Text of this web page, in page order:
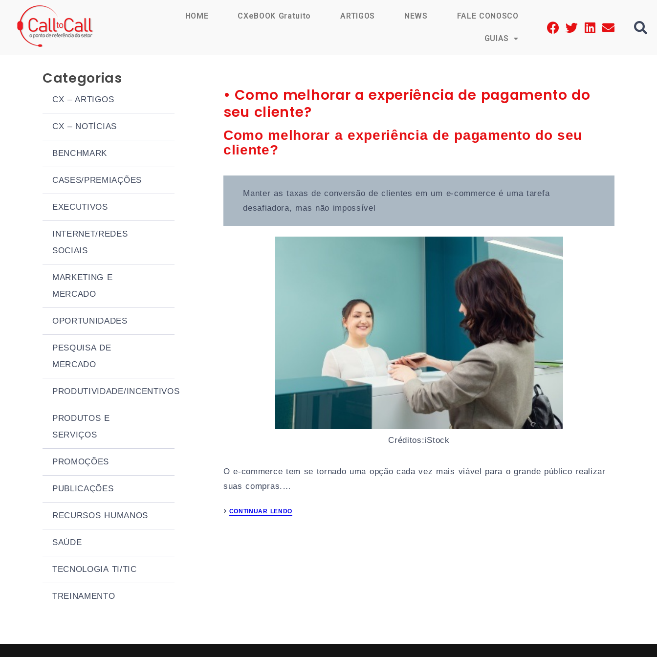
HOME CXeBOOK Gratuito ARTIGOS NEWS FALE CONOSCO
GUIAS
Categorias
CX – ARTIGOS
CX – NOTÍCIAS
BENCHMARK
CASES/PREMIAÇÕES
EXECUTIVOS
INTERNET/REDES
SOCIAIS
MARKETING E
MERCADO
OPORTUNIDADES
PESQUISA DE
MERCADO
PRODUTIVIDADE/INCENTIVOS
PRODUTOS E
SERVIÇOS
PROMOÇÕES
PUBLICAÇÕES
RECURSOS HUMANOS
SAÚDE
TECNOLOGIA TI/TIC
TREINAMENTO
• Como melhorar a experiência de pagamento do
seu cliente?
Como melhorar a experiência de pagamento do seu
cliente?
Manter as taxas de conversão de clientes em um e-commerce é uma tarefa
desafiadora, mas não impossível
Créditos:iStock
O e-commerce tem se tornado uma opção cada vez mais viável para o grande público realizar
suas compras.…
CONTINUAR LENDO